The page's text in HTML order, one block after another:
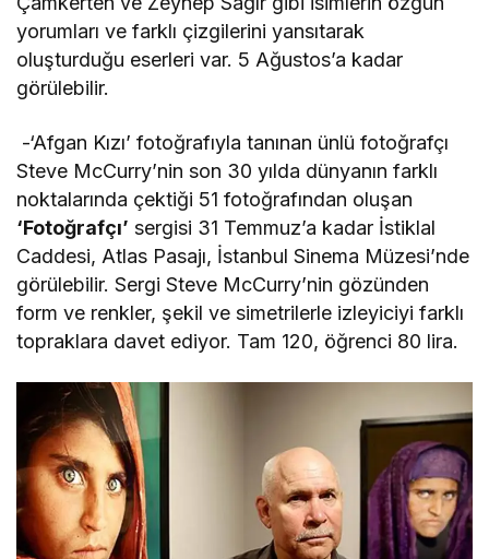
yorumları ve farklı çizgilerini yansıtarak
oluşturduğu eserleri var. 5 Ağustos’a kadar
görülebilir.
-‘Afgan Kızı’ fotoğrafıyla tanınan ünlü fotoğrafçı
Steve McCurry’nin son 30 yılda dünyanın farklı
noktalarında çektiği 51 fotoğrafından oluşan
‘Fotoğrafçı’ sergisi 31 Temmuz’a kadar İstiklal
Caddesi, Atlas Pasajı, İstanbul Sinema Müzesi’nde
görülebilir. Sergi Steve McCurry’nin gözünden
form ve renkler, şekil ve simetrilerle izleyiciyi farklı
topraklara davet ediyor. Tam 120, öğrenci 80 lira.